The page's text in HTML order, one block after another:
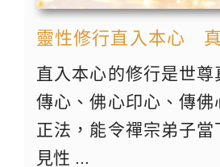
靈性修行直入本心
直入本心的修行是世尊
傳心、佛心印心、傳佛
正法，能令禪宗弟子當
見性 ...